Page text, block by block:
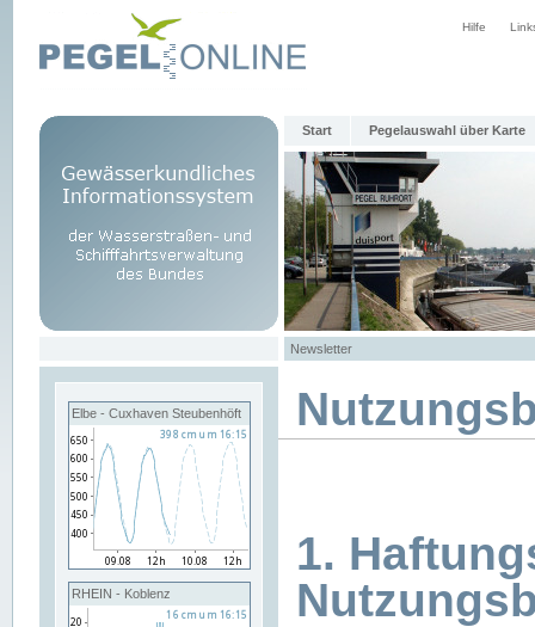
Hilfe
Start Pegelauswahl über Karte
Newsletter
Elbe - Cuxhaven Steubenhöft
RHEIN - Koblenz
1.